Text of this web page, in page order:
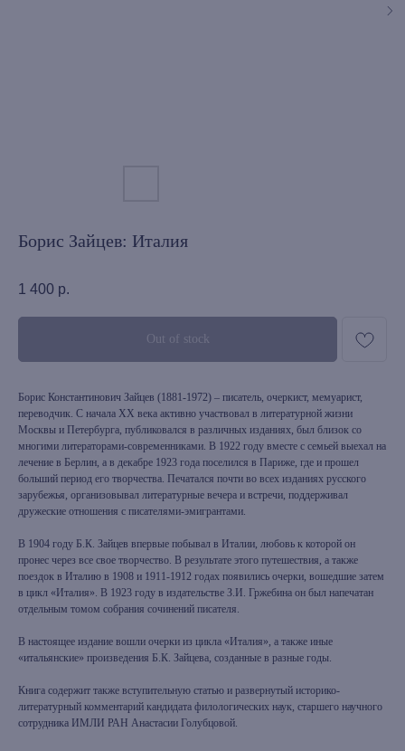
Борис Зайцев: Италия
1 400 р.
Out of stock
Борис Константинович Зайцев (1881-1972) – писатель, очеркист, мемуарист,
переводчик. С начала ХХ века активно участвовал в литературной жизни
Москвы и Петербурга, публиковался в различных изданиях, был близок со
многими литераторами-современниками. В 1922 году вместе с семьей выехал на
лечение в Берлин, а в декабре 1923 года поселился в Париже, где и прошел
больший период его творчества. Печатался почти во всех изданиях русского
зарубежья, организовывал литературные вечера и встречи, поддерживал
дружеские отношения с писателями-эмигрантами.
В 1904 году Б.К. Зайцев впервые побывал в Италии, любовь к которой он
пронес через все свое творчество. В результате этого путешествия, а также
поездок в Италию в 1908 и 1911-1912 годах появились очерки, вошедшие затем
в цикл «Италия». В 1923 году в издательстве З.И. Гржебина он был напечатан
отдельным томом собрания сочинений писателя.
В настоящее издание вошли очерки из цикла «Италия», а также иные
«итальянские» произведения Б.К. Зайцева, созданные в разные годы.
Книга содержит также вступительную статью и развернутый историко-
литературный комментарий кандидата филологических наук, старшего научного
сотрудника ИМЛИ РАН Анастасии Голубцовой.